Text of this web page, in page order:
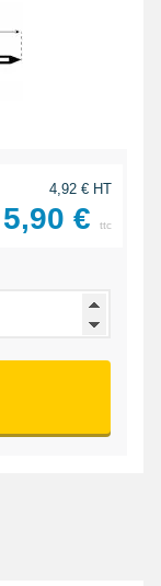
4,92 € HT
5,90 € ttc